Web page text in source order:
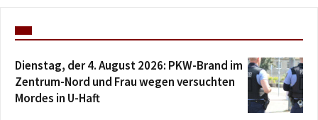
Dienstag, der 4. August 2026: PKW-Brand im
Zentrum-Nord und Frau wegen versuchten
Mordes in U-Haft